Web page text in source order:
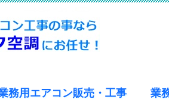
務用エアコン販売・工事 業